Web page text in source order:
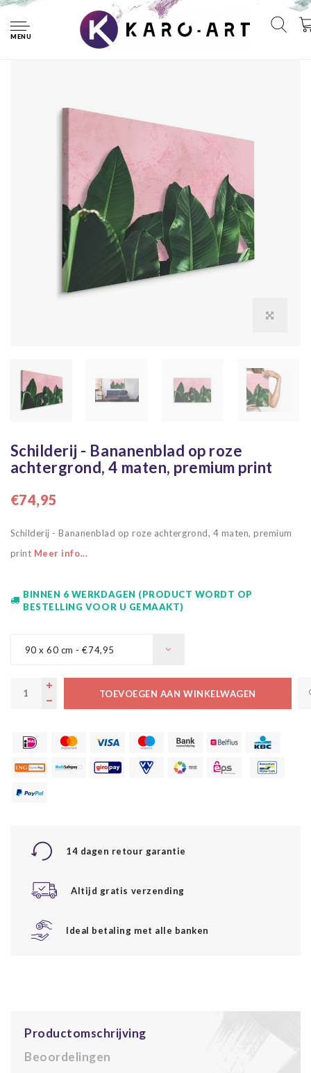
MENU
Schilderij - Bananenblad op roze achtergrond, 4 maten,
premium print
Schilderij - Bananenblad op roze
achtergrond, 4 maten, premium print
€74,95
Schilderij - Bananenblad op roze achtergrond, 4 maten, premium
print Meer info...
BINNEN 6 WERKDAGEN (PRODUCT WORDT OP
BESTELLING VOOR U GEMAAKT)
90 x 60 cm - €74,95
TOEVOEGEN AAN WINKELWAGEN
14 dagen retour garantie
Altijd gratis verzending
Ideal betaling met alle banken
Productomschrijving
Beoordelingen